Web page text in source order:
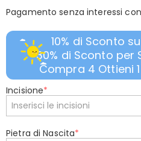
Pagamento senza interessi con
10% di Sconto
30% di Sconto per
Compra 4 Ottieni
Incisione*
Pietra di Nascita*